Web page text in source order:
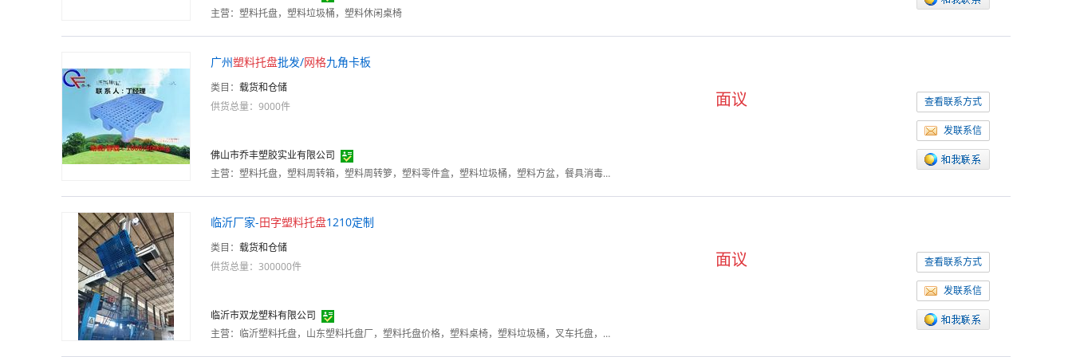
主营： 塑料托盘，塑料垃圾桶，塑料休闲桌椅
广州塑料托盘批发/网格九角卡板
类目： 载货和仓储
供货总量：9000件
佛山市乔丰塑胶实业有限公司
主营：
塑料托盘，塑料周转箱，塑料周转箩，塑料零件盒，塑料垃圾桶，塑料方盆，餐具消毒箱，套叠箱
查看联系方式
发联系信
面议
临沂厂家-田字塑料托盘1210定制
类目： 载货和仓储
供货总量：300000件
临沂市双龙塑料有限公司
主营：
临沂塑料托盘，山东塑料托盘厂，塑料托盘价格，塑料桌椅，塑料垃圾桶，叉车托盘，塑料栈板
查看联系方式
发联系信
面议